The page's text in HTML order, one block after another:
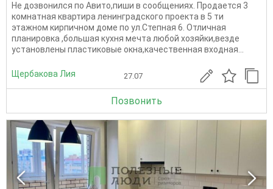
Не дозвонился по Авито,пиши в сообщениях. Продается 3
комнатная квартира ленинградского проекта в 5 ти
этажном кирпичном доме по ул.Степная 6. Отличная
планировка ,большая кухня мечта любой хозяйки,везде
установлены пластиковые окна,качественная входная...
Щербакова Лия 27.07
Позвонить